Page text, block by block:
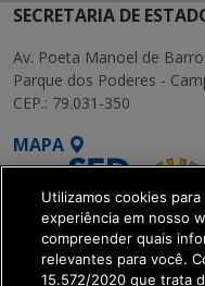
SECRETARIA DE
Av. Poeta Manoel de
Parque dos Poderes -
CEP.: 79.031-350
MAPA
Utilizamos cookies
experiência em nosso
compreender quais
relevantes para você.
15.572/2020 que trata